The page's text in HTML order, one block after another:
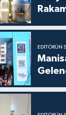
EDITÖRÜN